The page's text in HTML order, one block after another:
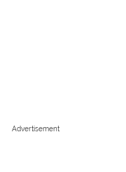
Advertisement